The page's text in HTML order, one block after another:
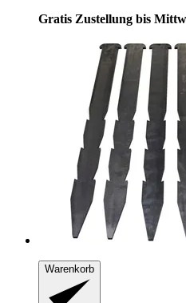
Gratis Zustellung bis
Warenkorb